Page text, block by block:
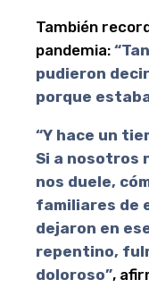
También
pandemia:
pudieron decir
porque
“Y hace un
Si a nosotros
nos duele,
familiares de
dejaron en
repentino,
doloroso”,